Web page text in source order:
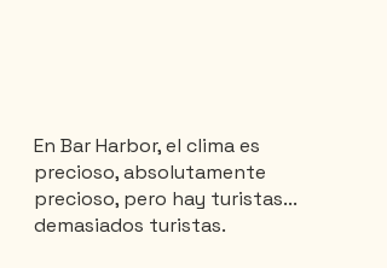
En Bar Harbor, el clima es
precioso, absolutamente
precioso, pero hay turistas...
demasiados turistas.